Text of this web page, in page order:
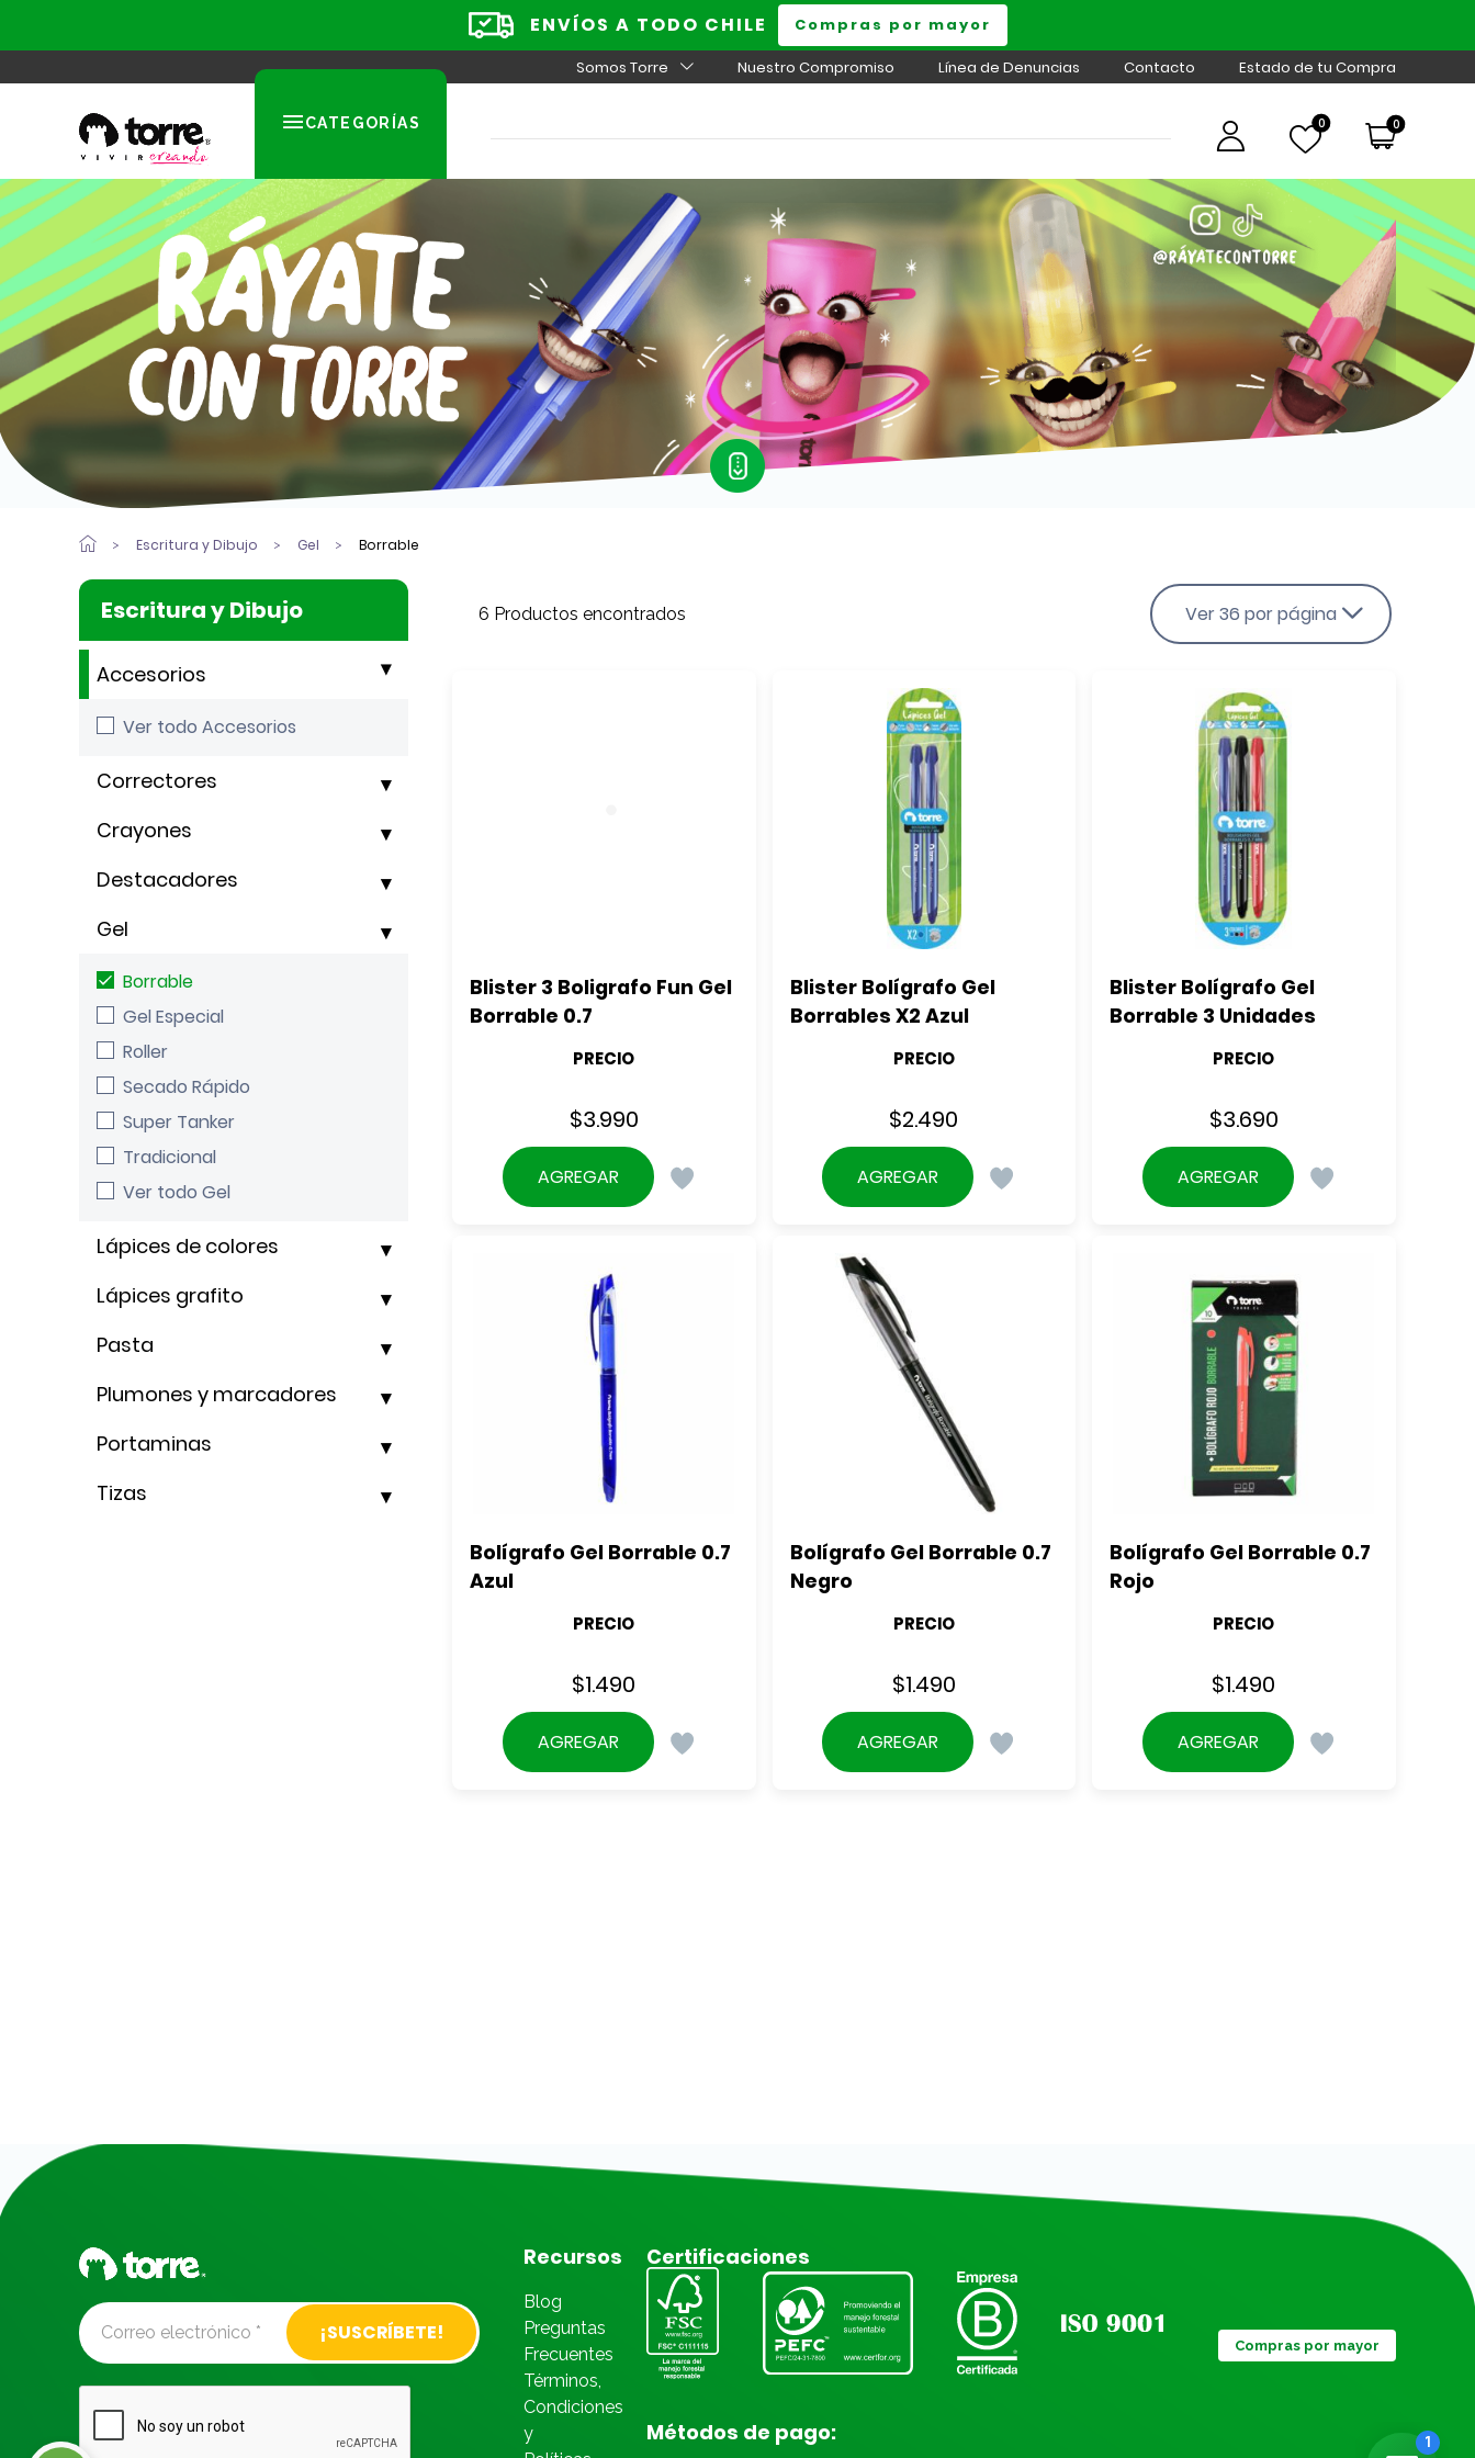
ENVÍOS A TODO CHILE Compras por mayor
Somos Torre Nuestro Compromiso Línea de Denuncias Contacto Estado de tu Compra
CATEGORÍAS 0 0
Escritura y Dibujo Gel Borrable
Escritura y Dibujo
Ver todo Accesorios
Accesorios
Correctores
Crayones
Destacadores
Borrable
Gel Especial
Roller
Secado Rápido
Super Tanker
Tradicional
Ver todo Gel
Gel
Lápices de colores
Lápices grafito
Pasta
Plumones y marcadores
Portaminas
Tizas
6 Productos encontrados Ver 36 por página
Blister 3 Boligrafo Fun Gel
Borrable 0.7
PRECIO
$3.990
AGREGAR
Blister Bolígrafo Gel
Borrables X2 Azul
PRECIO
$2.490
AGREGAR
Blister Bolígrafo Gel
Borrable 3 Unidades
PRECIO
$3.690
AGREGAR
Bolígrafo Gel Borrable 0.7
Azul
PRECIO
$1.490
AGREGAR
Bolígrafo Gel Borrable 0.7
Negro
PRECIO
$1.490
AGREGAR
Bolígrafo Gel Borrable 0.7
Rojo
PRECIO
$1.490
AGREGAR
Alternative:
Recursos
Blog
Preguntas
Frecuentes
Términos,
Condiciones
y
Certificaciones
Compras por mayor
Métodos de pago: